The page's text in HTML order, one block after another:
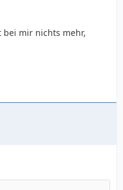
bei mir nichts mehr,